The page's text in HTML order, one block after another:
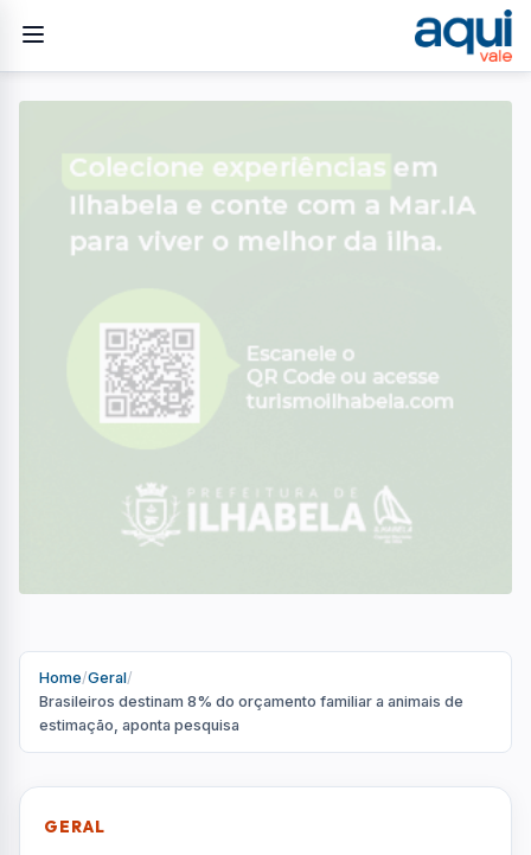
estimação, aponta pesquisa
Brasileiros destinam 8% do
orçamento familiar a
Levantamento ouviu 4 mil tutores e revela que
custo médio mensal chega a R$ 690 para
cães e R$ 574 para gatos
R Por